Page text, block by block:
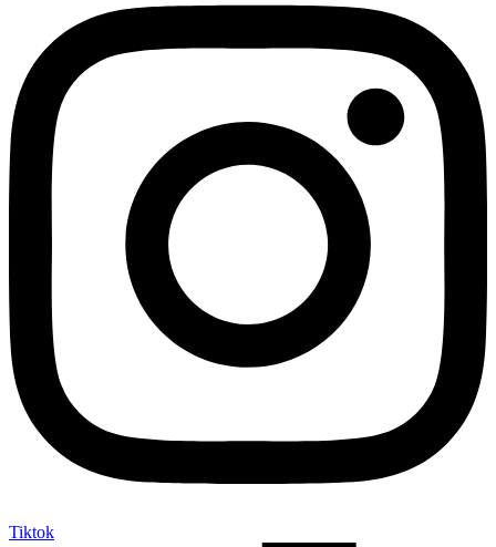
Tiktok